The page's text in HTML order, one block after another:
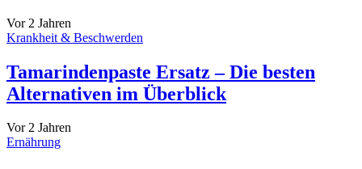
Vor 2 Jahren
Krankheit & Beschwerden
Tamarindenpaste Ersatz – Die besten
Alternativen im Überblick
Vor 2 Jahren
Ernährung